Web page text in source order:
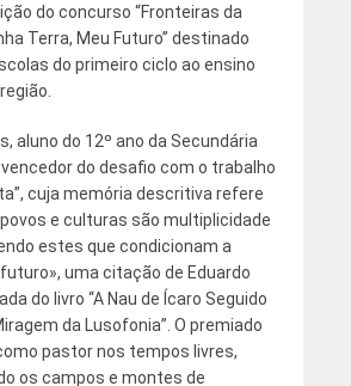
do concurso “Fronteiras da
Terra, Meu Futuro” destinado
do primeiro ciclo ao ensino
aluno do 12º ano da Secundária
do desafio com o trabalho
cuja memória descritiva refere
e culturas são multiplicidade
estes que condicionam a
uma citação de Eduardo
do livro “A Nau de Ícaro Seguido
da Lusofonia”. O premiado
pastor nos tempos livres,
os campos e montes de